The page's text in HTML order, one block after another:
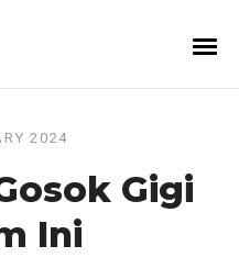
2024
Gigi
Ini